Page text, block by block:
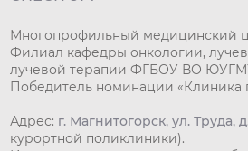
Многопрофильный медицинский
Филиал кафедры онкологии,
лучевой терапии ФГБОУ ВО
Победитель номинации «Клиника
Адрес: г. Магнитогорск, ул. Труда,
курортной поликлиники).